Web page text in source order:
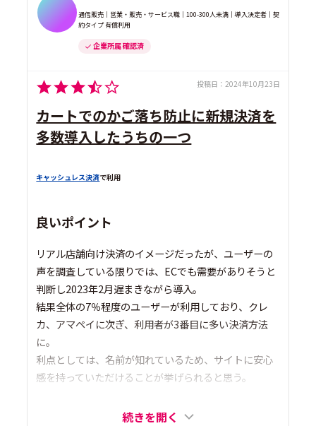
通信販売｜営業・販売・サービス職｜100-300人未満｜導入決定者｜契
約タイプ 有償利用
企業所属 確認済
投稿日： 2024年10月23日
カートでのかご落ち防止に新規決済を
多数導入したうちの一つ
キャッシュレス決済で利用
良いポイント
リアル店舗向け決済のイメージだったが、ユーザーの
声を調査している限りでは、ECでも需要がありそうと
判断し2023年2月遅まきながら導入。
結果全体の7％程度のユーザーが利用しており、クレ
カ、アマペイに次ぎ、利用者が3番目に多い決済方法
に。
利点としては、名前が知れているため、サイトに安心
感を持っていただけることが挙げられると思う。
続きを開く